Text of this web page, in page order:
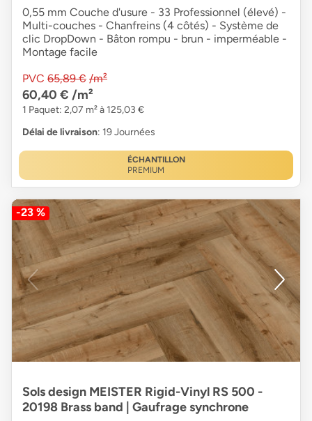
0,55 mm Couche d'usure - 33 Professionnel (élevé) -
Multi-couches - Chanfreins (4 côtés) - Système de
clic DropDown - Bâton rompu - brun - imperméable -
Montage facile
PVC 65,89 € /m²
60,40 € /m²
1 Paquet: 2,07 m² à 125,03 €
Délai de livraison: 19 Journées
ÉCHANTILLON
PREMIUM
-23 %
Sols design MEISTER Rigid-Vinyl RS 500 -
20198 Brass band | Gaufrage synchrone